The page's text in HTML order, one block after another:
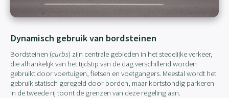
Dynamisch gebruik van bordsteinen
Bordsteinen (curbs) zijn centrale gebieden in het stedelijke verkeer,
die afhankelijk van het tijdstip van de dag verschillend worden
gebruikt door voertuigen, fietsen en voetgangers. Meestal wordt het
gebruik statisch geregeld door borden, maar kortstondig parkeren
in de tweede rij toont de grenzen van deze regeling aan.